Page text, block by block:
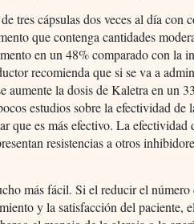
tres cápsulas dos veces al día con
que contenga cantidades
en un 48% comparado con la
recomienda que si se va a
aumente la dosis de Kaletra en un
estudios sobre la efectividad de
que es más efectivo. La efectividad
resistencias a otros
más fácil. Si el reducir el
y la satisfacción del paciente,